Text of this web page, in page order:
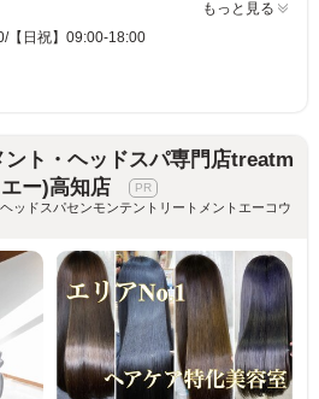
もっと見る
【日祝】09:00-18:00
ト・ヘッドスパ専門店treatm
ー)高知店
ッドスパセンモンテントリートメントエーコウ